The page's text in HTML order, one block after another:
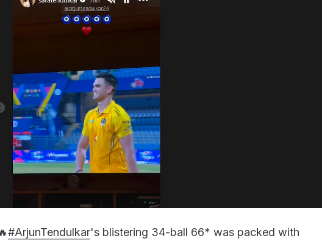
#ArjunTendulkar's blistering 34-ball 66* was packed with